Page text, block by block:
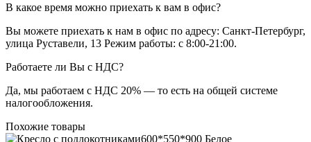
В какое время можно приехать к вам в офис?
Вы можете приехать к нам в офис по адресу: Санкт-Петербург,
улица Руставели, 13 Режим работы: с 8:00-21:00.
Работаете ли Вы с НДС?
Да, мы работаем с НДС 20% — то есть на общей системе
налогообложения.
Похожие товары